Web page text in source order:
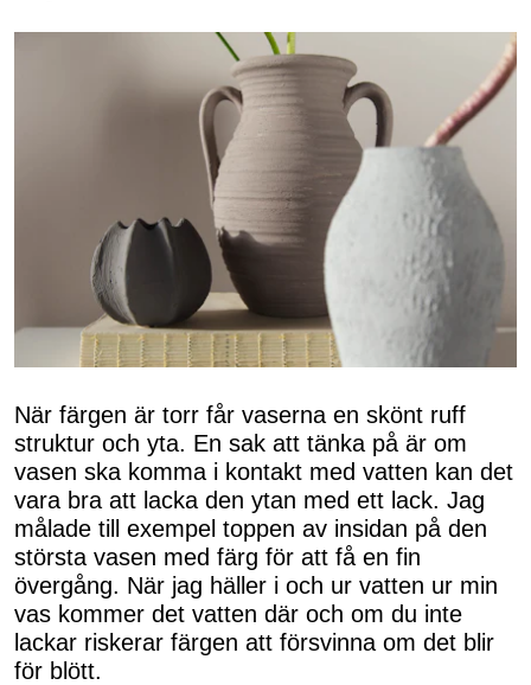
När färgen är torr får vaserna en skönt ruff
struktur och yta. En sak att tänka på är om
vasen ska komma i kontakt med vatten kan det
vara bra att lacka den ytan med ett lack. Jag
målade till exempel toppen av insidan på den
största vasen med färg för att få en fin
övergång. När jag häller i och ur vatten ur min
vas kommer det vatten där och om du inte
lackar riskerar färgen att försvinna om det blir
för blött.